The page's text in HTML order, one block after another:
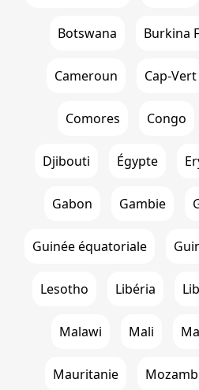
Botswana Burkina
Cameroun Cap-Vert
Comores Congo
Djibouti Égypte
Gabon Gambie
Guinée équatoriale
Lesotho Libéria
Malawi Mali
Mauritanie